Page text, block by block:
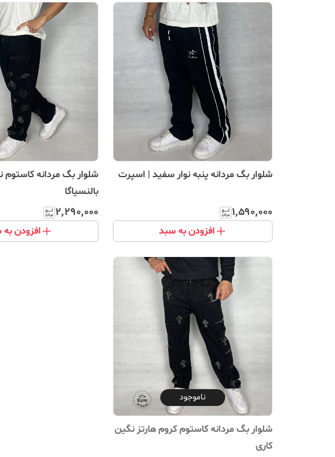
شلوار بگ مردانه پنبه نوار سفید | اسپرت
۱٬۵۹۰٬۰۰۰
افزودن به سبد
شلوار بگ‌ مردانه کاستوم
بالنسیاگا
۲٬۲۹۰٬۰۰۰
افزودن
ناموجود
شلوار بگ‌ مردانه کاستوم کروم هارتز نگین
کاری